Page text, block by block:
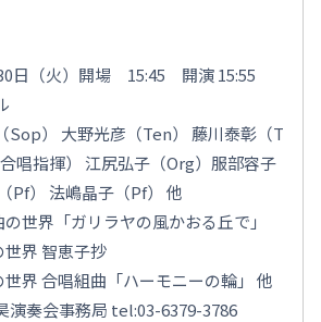
日（火）開場 15:45 開演 15:55
Sop） 大野光彦（Ten） 藤川泰彰（T
唱指揮） 江尻弘子（Org）服部容子
Pf） 法嶋晶子（Pf） 他
世界「ガリラヤの風かおる丘で」
智恵子抄
合唱組曲「ハーモニーの輪」 他
演奏会事務局 tel:03-6379-3786